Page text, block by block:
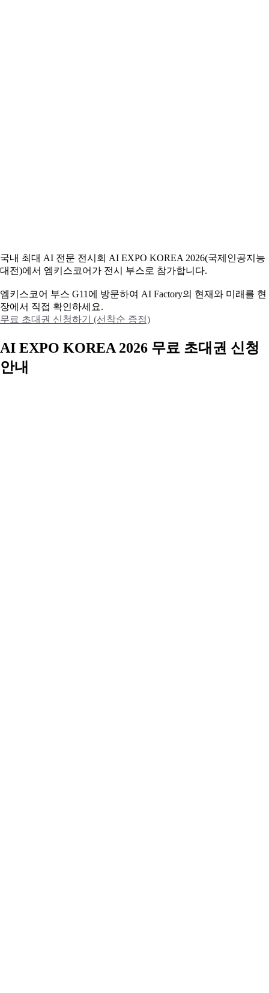
국내 최대 AI 전문 전시회 AI EXPO KOREA 2026(국제인공지능
대전)에서 엠키스코어가 전시 부스로 참가합니다.
엠키스코어 부스 G11에 방문하여 AI Factory의 현재와 미래를 현
장에서 직접 확인하세요.
무료 초대권 신청하기 (선착순 증정)
AI EXPO KOREA 2026 무료 초대권 신청
안내